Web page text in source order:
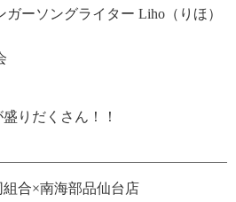
ーソングライター Liho（りほ）
りだくさん！！
合×南海部品仙台店